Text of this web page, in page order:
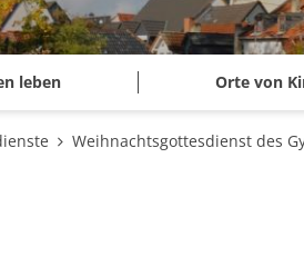
leben Orte von
Weihnachtsgottesdienst des